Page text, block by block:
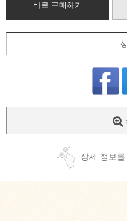
바로 구매하기
상세 정보